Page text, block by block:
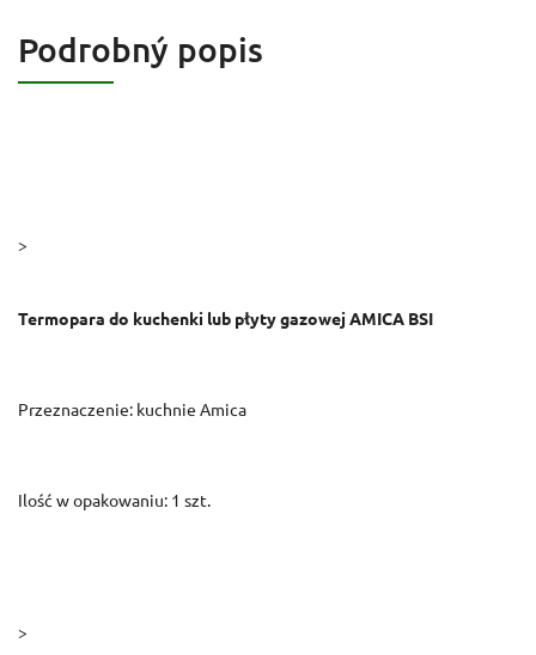
Podrobný popis
>
Termopara do kuchenki lub płyty gazowej AMICA BSI
Przeznaczenie: kuchnie Amica
Ilość w opakowaniu: 1 szt.
>